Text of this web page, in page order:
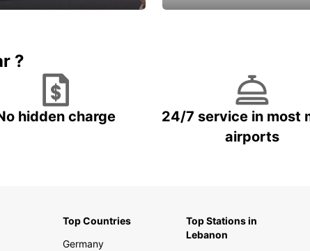
?
hidden charge
24/7 service in most
airports
Top Countries
Germany
Top Stations in
Lebanon